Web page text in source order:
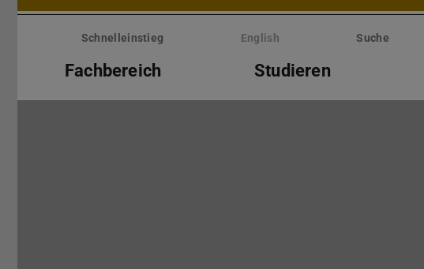
Menü
überspringenSchnelleinstieg English Suche
Fachbereich Studieren